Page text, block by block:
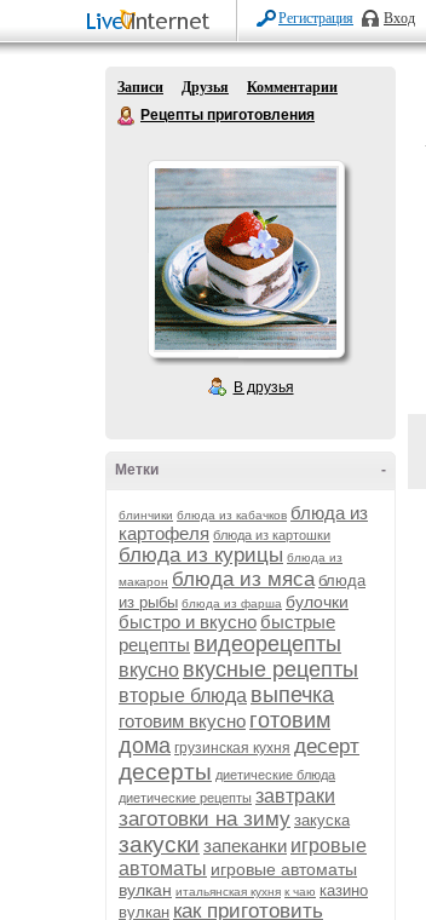
Регистрация Вход
Записи Друзья
Комментарии
Рецепты приготовления
В друзья
-
Метки
блинчики блюда из кабачков блюда из
картофеля блюда из картошки
блюда из курицы блюда из
макарон блюда из мяса блюда
из рыбы блюда из фарша булочки
быстро и вкусно быстрые
рецепты видеорецепты
вкусно вкусные рецепты
вторые блюда выпечка
готовим вкусно готовим
дома грузинская кухня десерт
десерты диетические блюда
диетические рецепты завтраки
заготовки на зиму закуска
закуски запеканки игровые
автоматы игровые автоматы
вулкан итальянская кухня к чаю казино
вулкан как приготовить